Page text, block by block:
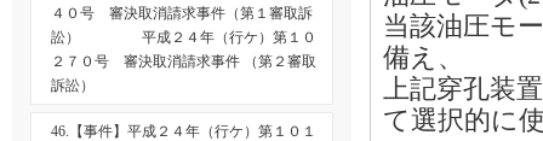
当該油圧モ
備え、
上記穿孔装
て選択的に
４０号 審決取消請求事件（第１審取訴
訟） 平成２４年（行ケ）第１０
２７０号 審決取消請求事件 （第２審取
訴訟）
46.【事件】平成２４年（行ケ）第１０１